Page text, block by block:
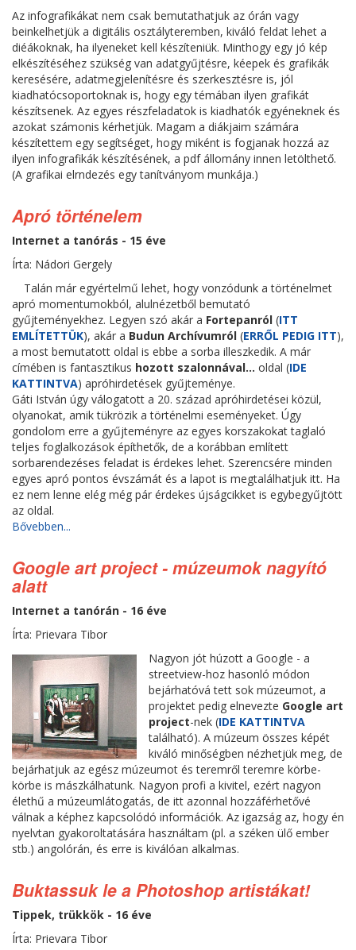
Az infografikákat nem csak bemutathatjuk az órán vagy
beinkelhetjük a digitális osztályteremben, kiváló feldat lehet a
diéákoknak, ha ilyeneket kell készíteniük. Minthogy egy jó kép
elkészítéséhez szükség van adatgyűjtésre, kéepek és grafikák
keresésére, adatmegjelenítésre és szerkesztésre is, jól
kiadhatócsoportoknak is, hogy egy témában ilyen grafikát
készítsenek. Az egyes részfeladatok is kiadhatók egyéneknek és
azokat számonis kérhetjük. Magam a diákjaim számára
készítettem egy segítséget, hogy miként is fogjanak hozzá az
ilyen infografikák készítésének, a pdf állomány innen letölthető.
(A grafikai elrndezés egy tanítványom munkája.)
Apró történelem
Internet a tanórás - 15 éve
Írta: Nádori Gergely
Talán már egyértelmű lehet, hogy vonzódunk a történelmet
apró momentumokból, alulnézetből bemutató
gyűjteményekhez. Legyen szó akár a Fortepanról (ITT
EMLÍTETTÜK), akár a Budun Archívumról (ERRŐL PEDIG ITT),
a most bemutatott oldal is ebbe a sorba illeszkedik. A már
címében is fantasztikus hozott szalonnával... oldal (IDE
KATTINTVA) apróhirdetések gyűjteménye.
Gáti István úgy válogatott a 20. század apróhirdetései közül,
olyanokat, amik tükrözik a történelmi eseményeket. Úgy
gondolom erre a gyűjteményre az egyes korszakokat taglaló
teljes foglalkozások építhetők, de a korábban említett
sorbarendezéses feladat is érdekes lehet. Szerencsére minden
egyes apró pontos évszámát és a lapot is megtalálhatjuk itt. Ha
ez nem lenne elég még pár érdekes újságcikket is egybegyűjtött
az oldal.
Bővebben...
Google art project - múzeumok nagyító
alatt
Internet a tanórán - 16 éve
Írta: Prievara Tibor
Nagyon jót húzott a Google - a
streetview-hoz hasonló módon
bejárhatóvá tett sok múzeumot, a
projektet pedig elnevezte Google art
project-nek (IDE KATTINTVA
található). A múzeum összes képét
kiváló minőségben nézhetjük meg, de
bejárhatjuk az egész múzeumot és teremről teremre körbe-
körbe is mászkálhatunk. Nagyon profi a kivitel, ezért nagyon
élethű a múzeumlátogatás, de itt azonnal hozzáférhetővé
válnak a képhez kapcsolódó információk. Az igazság az, hogy én
nyelvtan gyakoroltatására használtam (pl. a széken ülő ember
stb.) angolórán, és erre is kiválóan alkalmas.
Buktassuk le a Photoshop artistákat!
Tippek, trükkök - 16 éve
Írta: Prievara Tibor